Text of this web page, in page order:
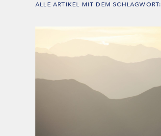
ALLE ARTIKEL MIT DEM SCHLAGWORT: